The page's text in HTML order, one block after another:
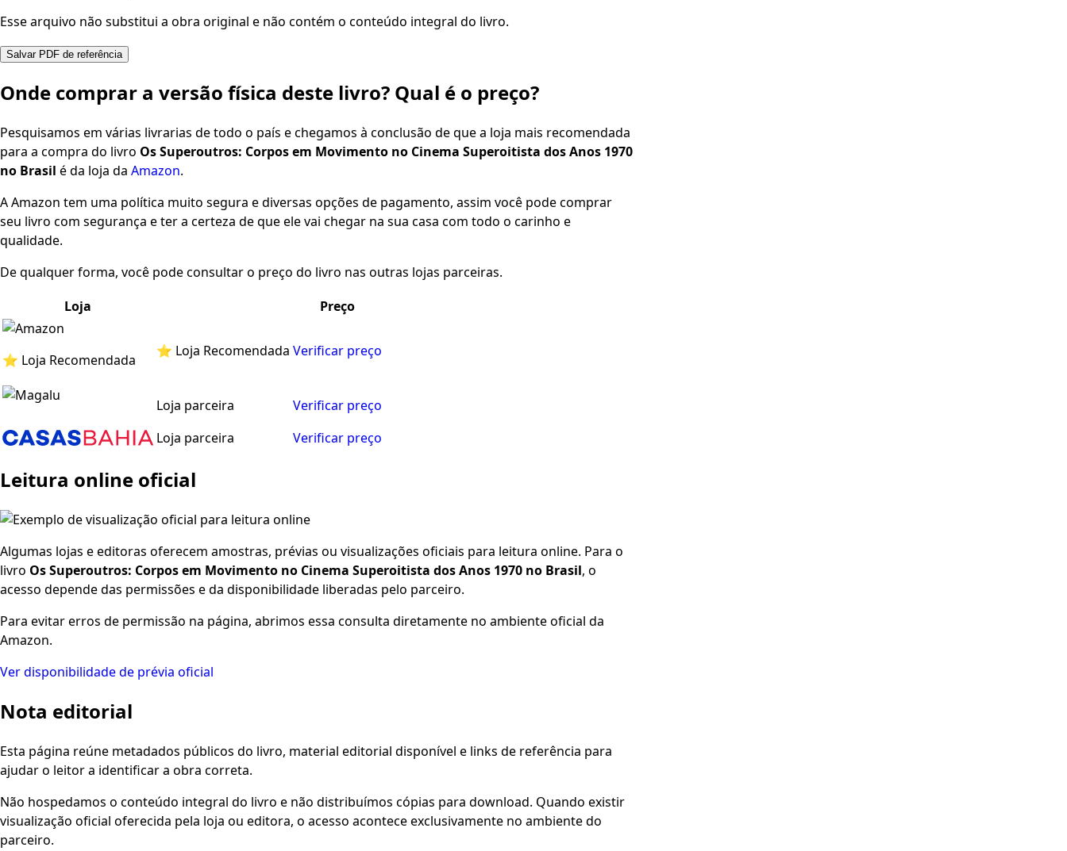
Esse arquivo não substitui a obra original e não contém o conteúdo integral do livro.
Salvar PDF de referência
Onde comprar a versão física deste livro? Qual é o preço?
Pesquisamos em várias livrarias de todo o país e chegamos à conclusão de que a loja mais recomendada
para a compra do livro Os Superoutros: Corpos em Movimento no Cinema Superoitista dos Anos 1970
no Brasil é da loja da Amazon.
A Amazon tem uma política muito segura e diversas opções de pagamento, assim você pode comprar
seu livro com segurança e ter a certeza de que ele vai chegar na sua casa com todo o carinho e
qualidade.
De qualquer forma, você pode consultar o preço do livro nas outras lojas parceiras.
Loja
Preço
⭐ Loja Recomendada
⭐ Loja Recomendada Verificar preço
Loja parceira
Verificar preço
Loja parceira
Verificar preço
Leitura online oficial
Algumas lojas e editoras oferecem amostras, prévias ou visualizações oficiais para leitura online. Para o
livro Os Superoutros: Corpos em Movimento no Cinema Superoitista dos Anos 1970 no Brasil, o
acesso depende das permissões e da disponibilidade liberadas pelo parceiro.
Para evitar erros de permissão na página, abrimos essa consulta diretamente no ambiente oficial da
Amazon.
Ver disponibilidade de prévia oficial
Nota editorial
Esta página reúne metadados públicos do livro, material editorial disponível e links de referência para
ajudar o leitor a identificar a obra correta.
Não hospedamos o conteúdo integral do livro e não distribuímos cópias para download. Quando existir
visualização oficial oferecida pela loja ou editora, o acesso acontece exclusivamente no ambiente do
parceiro.